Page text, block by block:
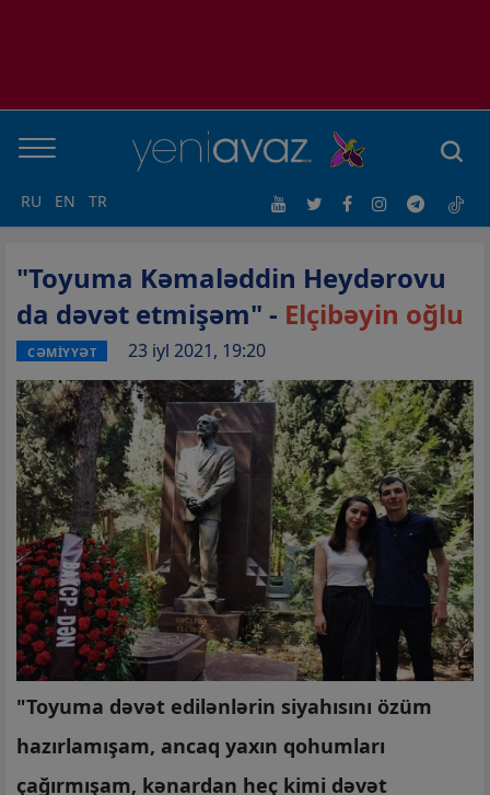
RU EN TR
"Toyuma Kəmaləddin Heydərovu
da dəvət etmişəm" - Elçibəyin oğlu
CƏMİYYƏT 23 iyl 2021, 19:20
"Toyuma dəvət edilənlərin siyahısını özüm
hazırlamışam, ancaq yaxın qohumları
çağırmışam, kənardan heç kimi dəvət